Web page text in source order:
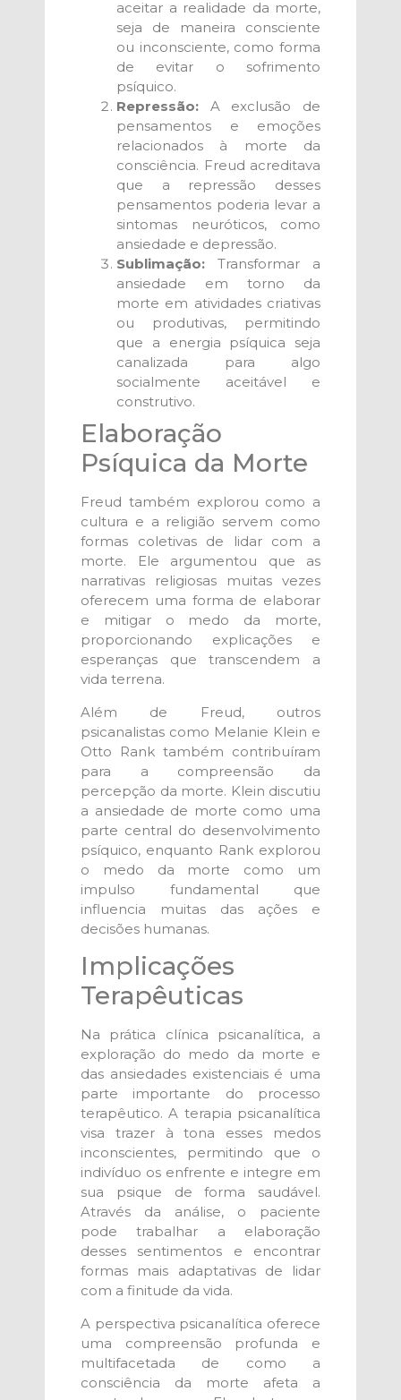
aceitar a realidade da morte,
seja de maneira consciente
ou inconsciente, como forma
de evitar o sofrimento
psíquico.
Repressão: A exclusão de
pensamentos e emoções
relacionados à morte da
consciência. Freud acreditava
que a repressão desses
pensamentos poderia levar a
sintomas neuróticos, como
ansiedade e depressão.
Sublimação: Transformar a
ansiedade em torno da
morte em atividades criativas
ou produtivas, permitindo
que a energia psíquica seja
canalizada para algo
socialmente aceitável e
construtivo.
Elaboração
Psíquica da Morte
Freud também explorou como a
cultura e a religião servem como
formas coletivas de lidar com a
morte. Ele argumentou que as
narrativas religiosas muitas vezes
oferecem uma forma de elaborar
e mitigar o medo da morte,
proporcionando explicações e
esperanças que transcendem a
vida terrena.
Além de Freud, outros
psicanalistas como Melanie Klein e
Otto Rank também contribuíram
para a compreensão da
percepção da morte. Klein discutiu
a ansiedade de morte como uma
parte central do desenvolvimento
psíquico, enquanto Rank explorou
o medo da morte como um
impulso fundamental que
influencia muitas das ações e
decisões humanas.
Implicações
Terapêuticas
Na prática clínica psicanalítica, a
exploração do medo da morte e
das ansiedades existenciais é uma
parte importante do processo
terapêutico. A terapia psicanalítica
visa trazer à tona esses medos
inconscientes, permitindo que o
indivíduo os enfrente e integre em
sua psique de forma saudável.
Através da análise, o paciente
pode trabalhar a elaboração
desses sentimentos e encontrar
formas mais adaptativas de lidar
com a finitude da vida.
A perspectiva psicanalítica oferece
uma compreensão profunda e
multifacetada de como a
consciência da morte afeta a